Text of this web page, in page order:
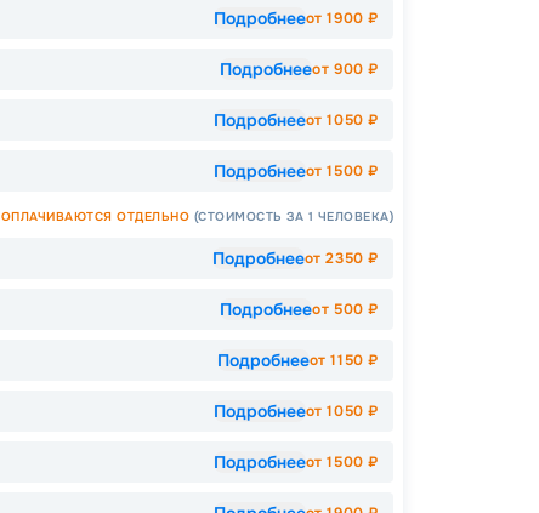
Подробнееот1900 ₽
Подробнееот 900 ₽
Подробнееот1050 ₽
Подробнееот1500 ₽
ОПЛАЧИВАЮТСЯ ОТДЕЛЬНО (СТОИМОСТЬ ЗА 1 ЧЕЛОВЕКА)
Подробнееот2350 ₽
Подробнееот 500 ₽
Подробнееот1150 ₽
Подробнееот1050 ₽
Подробнееот1500 ₽